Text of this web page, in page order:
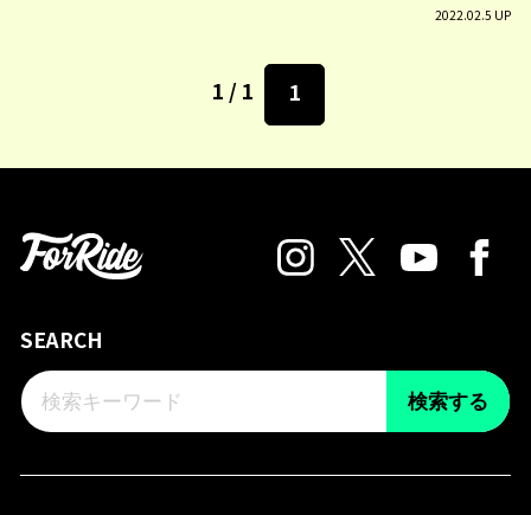
2022.02.5 UP
1 / 1 1
SEARCH
検索する